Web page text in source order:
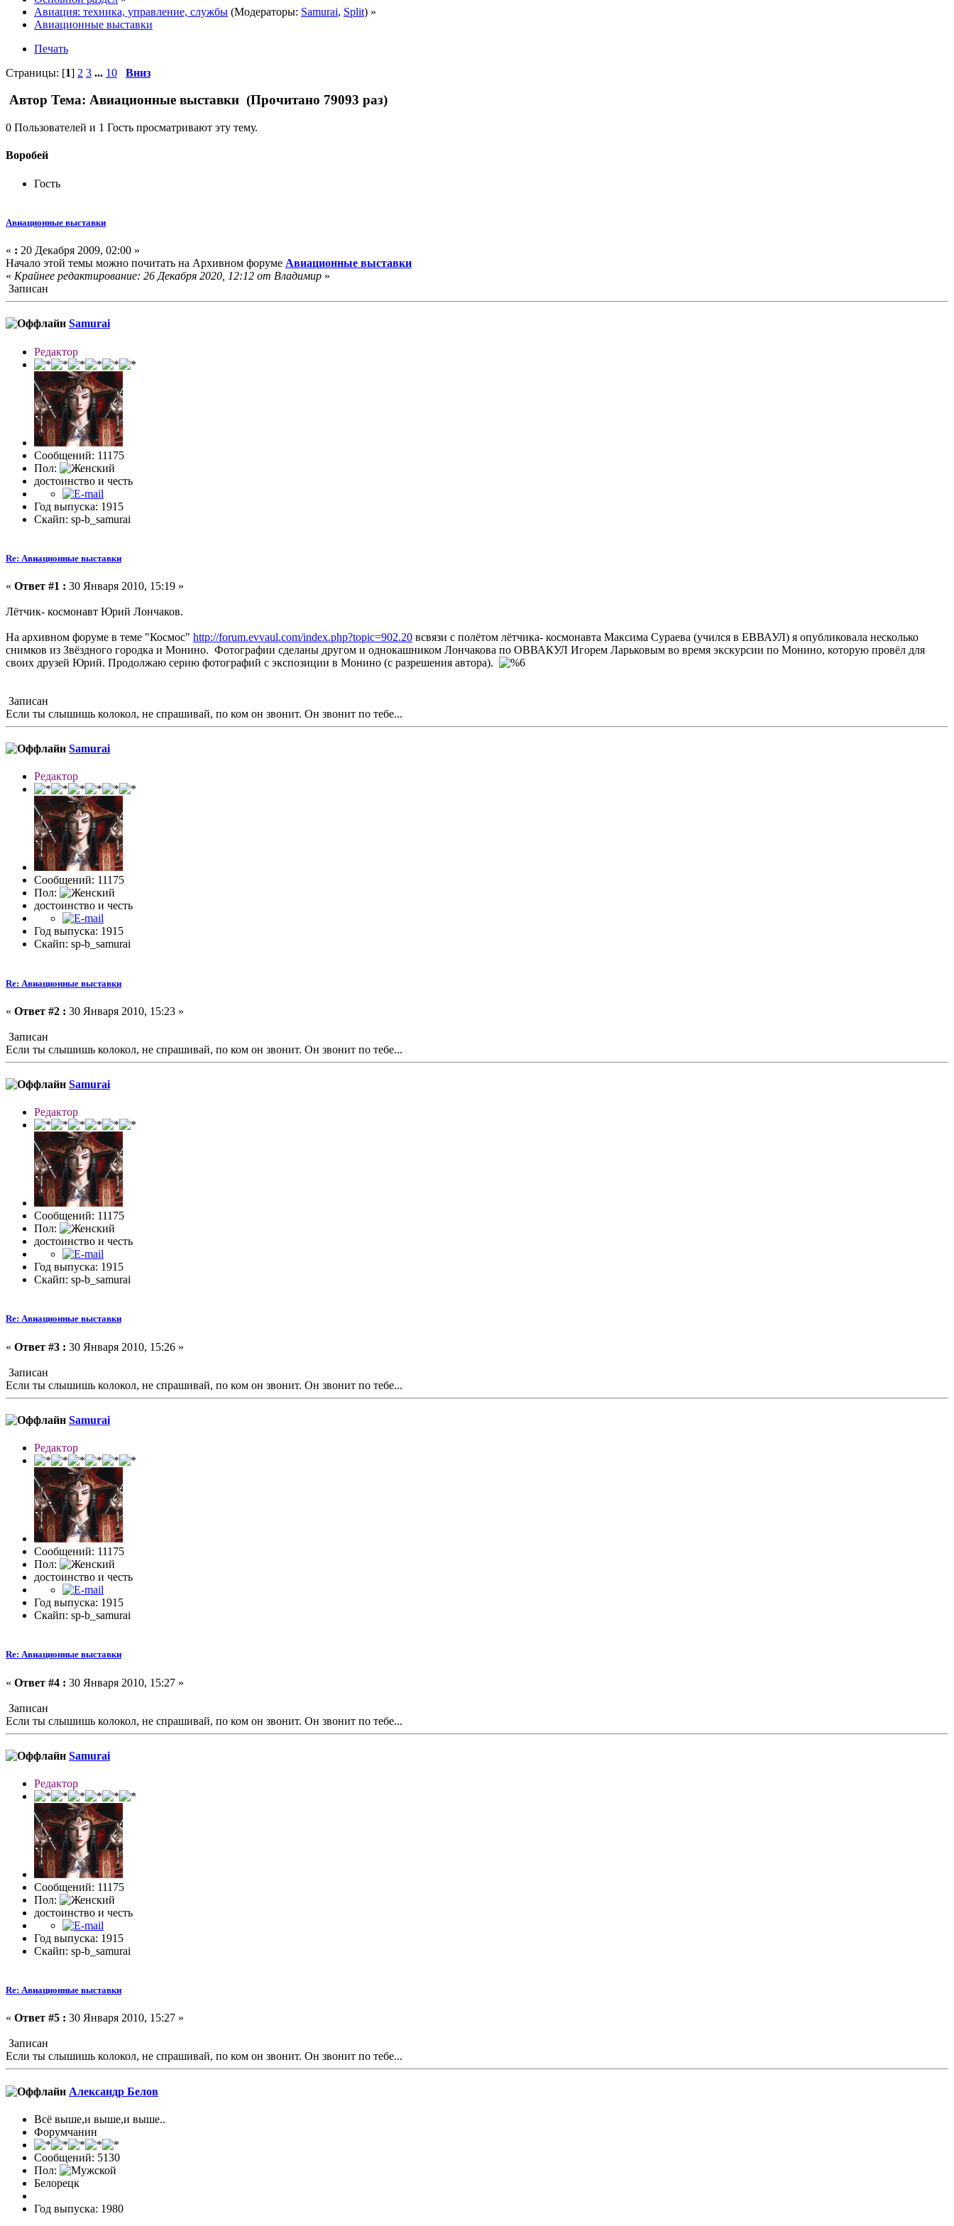
Авиация: техника, управление, службы (Модераторы: Samurai, Split) »
Авиационные выставки
Печать
Страницы: [1] 2 3 ... 10 Вниз
Автор Тема: Авиационные выставки (Прочитано 79093 раз)
0 Пользователей и 1 Гость просматривают эту тему.
Воробей
Гость
Авиационные выставки
« : 20 Декабря 2009, 02:00 »
Начало этой темы можно почитать на Архивном форуме Авиационные выставки
« Крайнее редактирование: 26 Декабря 2020, 12:12 от Влaдимир »
Записан
Samurai
Редактор
Сообщений: 11175
Пол:
достоинство и честь
Год выпуска: 1915
Скайп: sp-b_samurai
Re: Авиационные выставки
« Ответ #1 : 30 Января 2010, 15:19 »
Лётчик- космонавт Юрий Лончаков.
На архивном форуме в теме "Космос" http://forum.evvaul.com/index.php?topic=902.20 всвязи с полётом лётчика- космонавта Максима Сураева (учился в ЕВВАУЛ) я опубликовала несколько
снимков из Звёздного городка и Монино. Фотографии сделаны другом и однокашником Лончакова по ОВВАКУЛ Игорем Ларьковым во время экскурсии по Монино, которую провёл для
своих друзей Юрий. Продолжаю серию фотографий с экспозиции в Монино (с разрешения автора).
Записан
Если ты слышишь колокол, не спрашивай, по ком он звонит. Он звонит по тебе...
Samurai
Редактор
Сообщений: 11175
Пол:
достоинство и честь
Год выпуска: 1915
Скайп: sp-b_samurai
Re: Авиационные выставки
« Ответ #2 : 30 Января 2010, 15:23 »
Записан
Если ты слышишь колокол, не спрашивай, по ком он звонит. Он звонит по тебе...
Samurai
Редактор
Сообщений: 11175
Пол:
достоинство и честь
Год выпуска: 1915
Скайп: sp-b_samurai
Re: Авиационные выставки
« Ответ #3 : 30 Января 2010, 15:26 »
Записан
Если ты слышишь колокол, не спрашивай, по ком он звонит. Он звонит по тебе...
Samurai
Редактор
Сообщений: 11175
Пол:
достоинство и честь
Год выпуска: 1915
Скайп: sp-b_samurai
Re: Авиационные выставки
« Ответ #4 : 30 Января 2010, 15:27 »
Записан
Если ты слышишь колокол, не спрашивай, по ком он звонит. Он звонит по тебе...
Samurai
Редактор
Сообщений: 11175
Пол:
достоинство и честь
Год выпуска: 1915
Скайп: sp-b_samurai
Re: Авиационные выставки
« Ответ #5 : 30 Января 2010, 15:27 »
Записан
Если ты слышишь колокол, не спрашивай, по ком он звонит. Он звонит по тебе...
Александр Белов
Всё выше,и выше,и выше..
Форумчанин
Сообщений: 5130
Пол:
Белорецк
Год выпуска: 1980